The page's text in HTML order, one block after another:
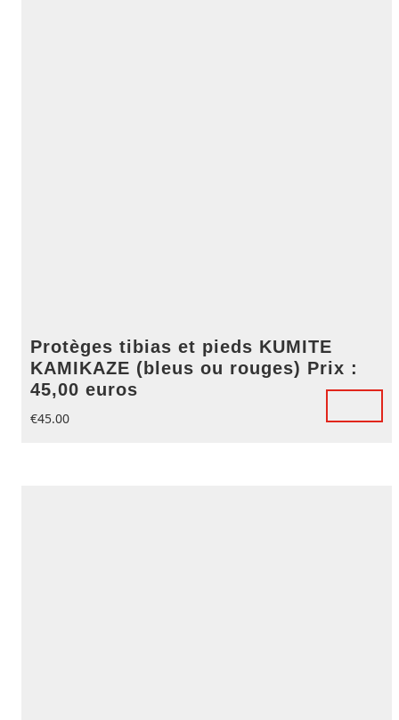
Protèges tibias et pieds KUMITE
KAMIKAZE (bleus ou rouges) Prix :
45,00 euros
€45.00